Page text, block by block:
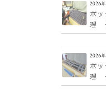
2026
ボ
理
2026
ボ
理